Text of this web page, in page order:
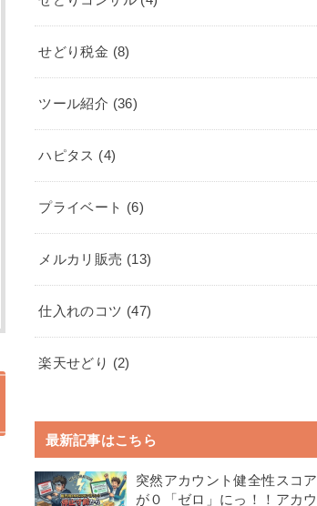
せどり税金 (8)
ツール紹介 (36)
ハピタス (4)
プライベート (6)
メルカリ販売 (13)
仕入れのコツ (47)
楽天せどり (2)
最新記事はこちら
突然アカウント健全性スコア
が０「ゼロ」にっ！！アカウ